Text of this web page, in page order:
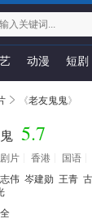
动漫 短剧
《老友鬼鬼》
5.7
片 香港 国语
伟 岑建勋 王青